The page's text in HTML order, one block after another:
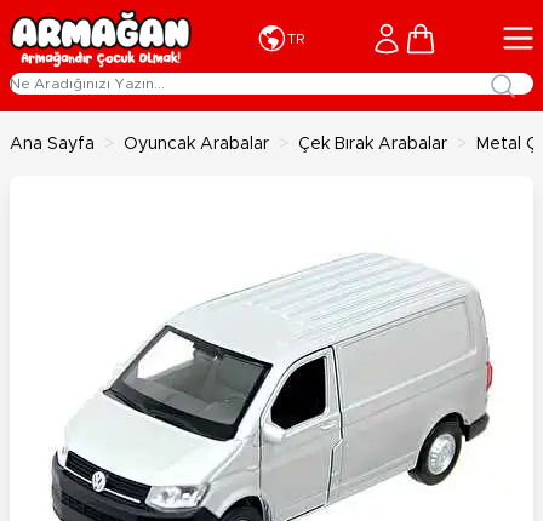
İçeriğe geç
TR Cart
Ana Sayfa > Oyuncak Arabalar > Çek Bırak Arabalar > Metal